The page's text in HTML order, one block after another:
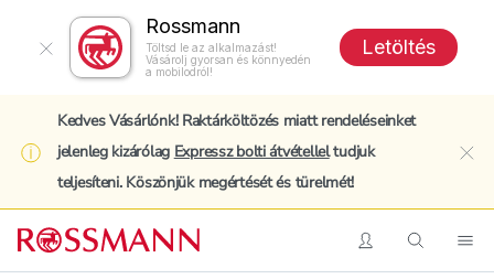
Rossmann
Töltsd le az alkalmazást!
Vásárolj gyorsan és könnyedén
a mobilodról!
Letöltés
Kedves Vásárlónk! Raktárköltözés miatt rendeléseinket
jelenleg kizárólag Expressz bolti átvételleltudjuk
teljesíteni. Köszönjük megértését és türelmét!
BelépésKeresés
Keresés